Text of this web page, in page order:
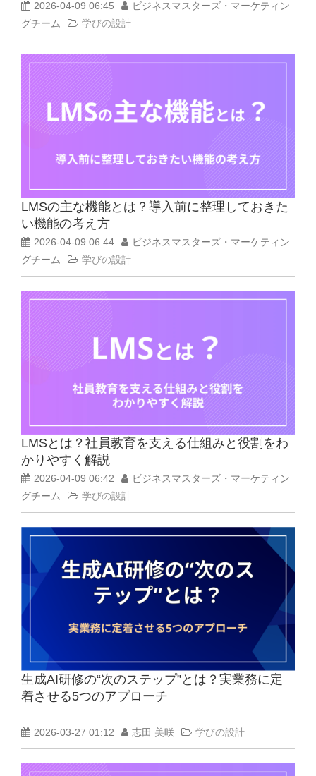
2026-04-09 06:45
ビジネスマスターズ・マーケティン
グチーム
学びの設計
LMSの主な機能とは？導入前に整理しておきた
い機能の考え方
2026-04-09 06:44
ビジネスマスターズ・マーケティン
グチーム
学びの設計
LMSとは？社員教育を支える仕組みと役割をわ
かりやすく解説
2026-04-09 06:42
ビジネスマスターズ・マーケティン
グチーム
学びの設計
生成AI研修の“次のステップ”とは？実業務に定
着させる5つのアプローチ
2026-03-27 01:12 志田 美咲 学びの設計